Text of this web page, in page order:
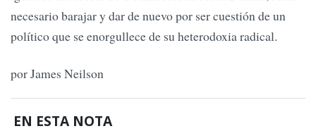
necesario barajar y dar de nuevo por ser cuestión de un
político que se enorgullece de su heterodoxia radical.
por James Neilson
EN ESTA NOTA